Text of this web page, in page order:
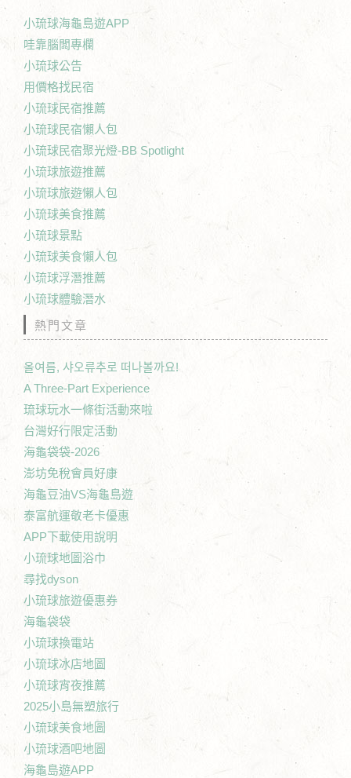
小琉球海龜島遊APP
哇靠腦闆專欄
小琉球公告
用價格找民宿
小琉球民宿推薦
小琉球民宿懶人包
小琉球民宿聚光燈-BB Spotlight
小琉球旅遊推薦
小琉球旅遊懶人包
小琉球美食推薦
小琉球景點
小琉球美食懶人包
小琉球浮潛推薦
小琉球體驗潛水
熱門文章
올여름, 샤오류추로 떠나볼까요!
A Three-Part Experience
琉球玩水一條街活動來啦
台灣好行限定活動
海龜袋袋-2026
澎坊免稅會員好康
海龜豆油VS海龜島遊
泰富航運敬老卡優惠
APP下載使用說明
小琉球地圖浴巾
尋找dyson
小琉球旅遊優惠券
海龜袋袋
小琉球換電站
小琉球冰店地圖
小琉球宵夜推薦
2025小島無塑旅行
小琉球美食地圖
小琉球酒吧地圖
海龜島遊APP